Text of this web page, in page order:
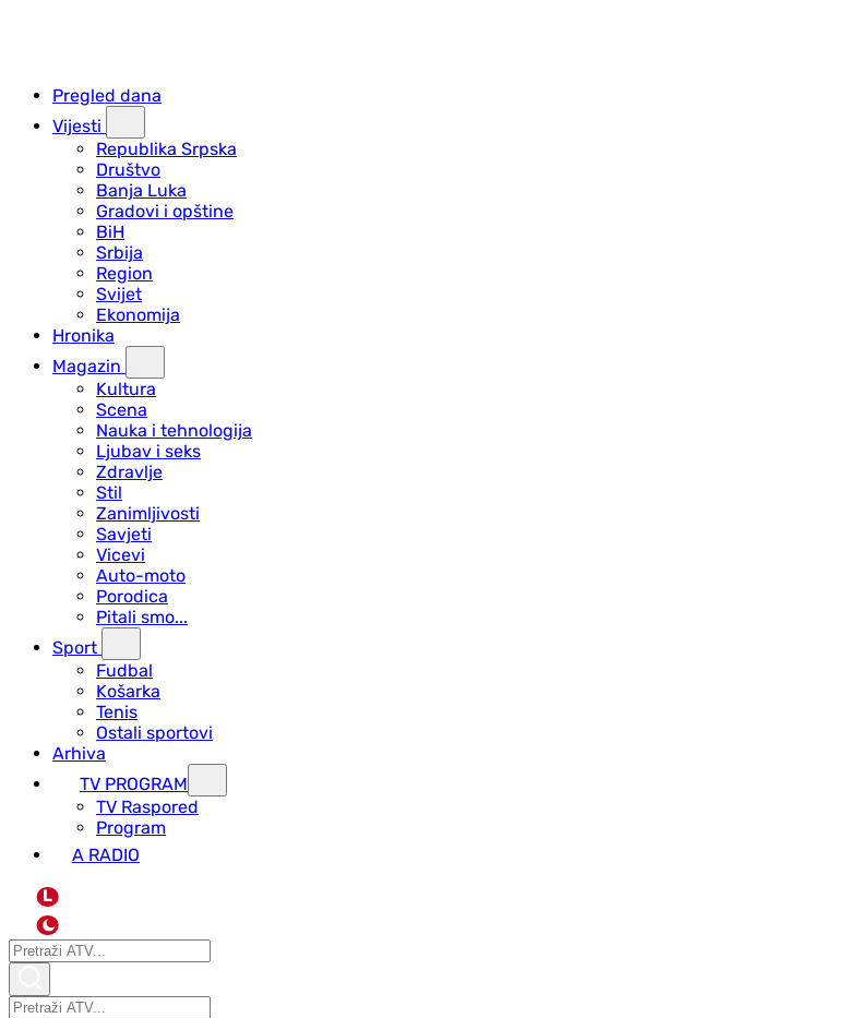
Pregled dana
Vijesti
Republika Srpska
Društvo
Banja Luka
Gradovi i opštine
BiH
Srbija
Region
Svijet
Ekonomija
Hronika
Magazin
Kultura
Scena
Nauka i tehnologija
Ljubav i seks
Zdravlje
Stil
Zanimljivosti
Savjeti
Vicevi
Auto-moto
Porodica
Pitali smo...
Sport
Fudbal
Košarka
Tenis
Ostali sportovi
Arhiva
TV PROGRAM
ТV Raspored
Program
A RADIO
L